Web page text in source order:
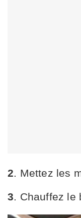
2. Mettez les
3. Chauffez le